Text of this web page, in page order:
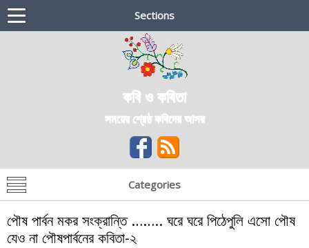
Sections
কবি ও কবিতা
সময়ের শ্রেষ্ঠ কবিদের আসর
Categories
পৌষ পার্বন মকর সংক্রান্তি …….. ঘরে ঘরে পিঠেপুলি এসো পৌষ
যেও না পৌষপার্বনের কবিতা-২